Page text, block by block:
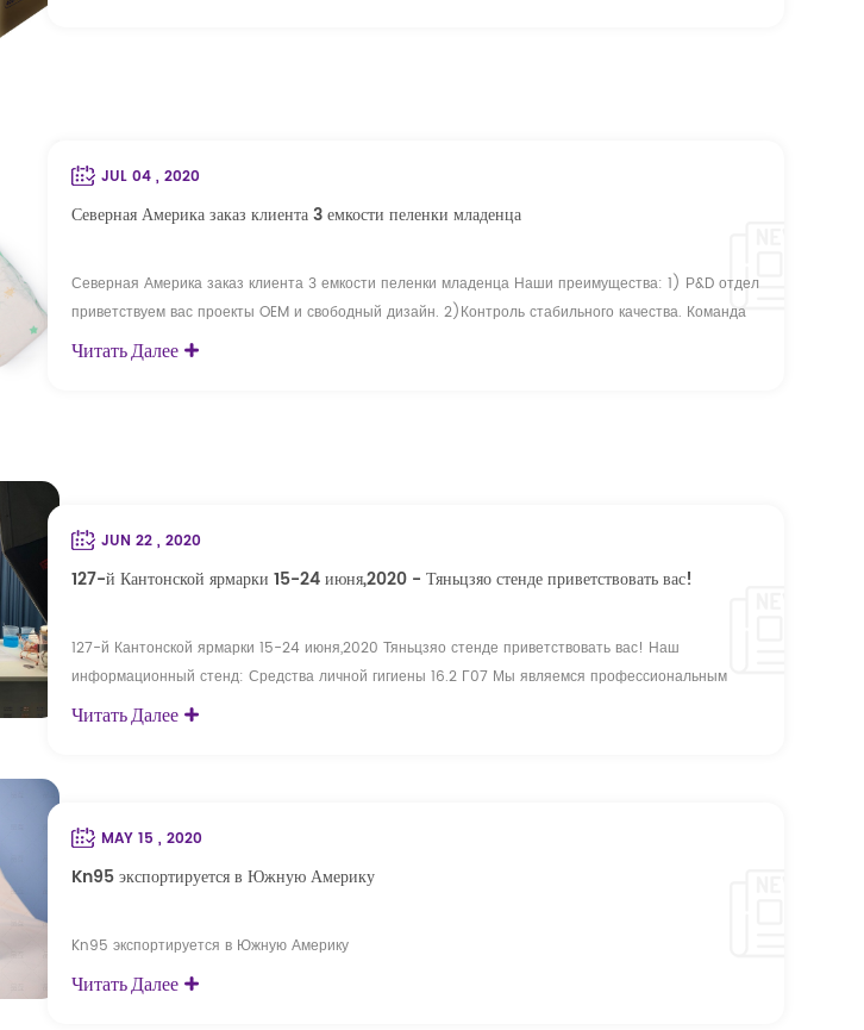
JUL 04 , 2020
Северная Америка заказ клиента 3 емкости пеленки младенца
Северная Америка заказ клиента 3 емкости пеленки младенца Наши преимущества: 1) Р&D отдел
приветствуем вас проекты OEM и свободный дизайн. 2)Контроль стабильного качества. Команда
QC с 42 инженеров по контролю качества в стандартах; 3) аттестация guarantee.ISO,CE,
Читать Далее
JUN 22 , 2020
127-й Кантонской ярмарки 15-24 июня,2020 - Тяньцзяо стенде приветствовать вас!
127-й Кантонской ярмарки 15-24 июня,2020 Тяньцзяо стенде приветствовать вас! Наш
информационный стенд: Средства личной гигиены 16.2 Г07 Мы являемся профессиональным
производителем маски KN95 , пеленки младенца , подгузники для взрослых, подтяжка памперсы и
Читать Далее
MAY 15 , 2020
Kn95 экспортируется в Южную Америку
Kn95 экспортируется в Южную Америку
Читать Далее